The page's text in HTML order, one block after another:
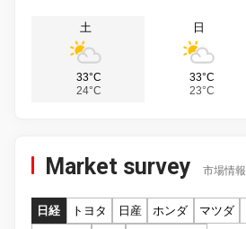
土
33°C
24°C
日
33°C
23°C
Market survey 市場情報
日経 トヨタ 日産 ホンダ マツダ